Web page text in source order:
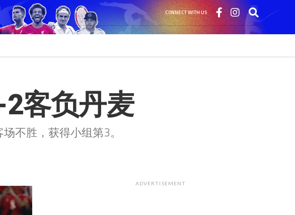
CONNECT WITH US
2客负丹麦
不胜，获得小组第3。
ADVERTISEMENT